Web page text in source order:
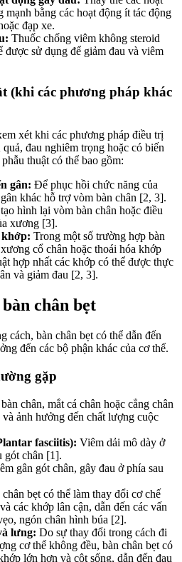
mạnh bằng các hoạt động ít tác động
đạp xe.
Thuốc chống viêm không steroid
sử dụng để giảm đau và viêm
(khi các phương pháp khác
xét khi các phương pháp điều trị
đau nghiêm trọng hoặc có biến
thuật có thể bao gồm:
gân: Để phục hồi chức năng của
khác hỗ trợ vòm bàn chân [2, 3].
hình lại vòm bàn chân hoặc điều
xương [3].
Trong một số trường hợp bàn
cổ chân hoặc thoái hóa khớp
hợp nhất các khớp có thể được thực
và giảm đau [2, 3].
chân bẹt
cách, bàn chân bẹt có thể dẫn đến
đến các bộ phận khác của cơ thể.
gặp
chân, mắt cá chân hoặc cẳng chân
ảnh hưởng đến chất lượng cuộc
fasciitis): Viêm dải mô dày ở
gót chân [1].
gân gót chân, gây đau ở phía sau
chân bẹt có thể làm thay đổi cơ chế
các khớp lân cận, dẫn đến các vấn
ngón chân hình búa [2].
lưng: Do sự thay đổi trong cách đi
cơ thể không đều, bàn chân bẹt có
lớn hơn và cột sống, dẫn đến đau